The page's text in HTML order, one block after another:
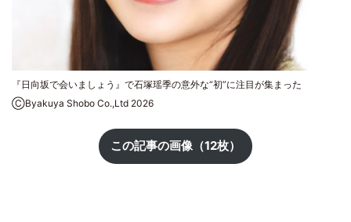
『日向坂で会いましょう』で石塚瑶季の意外な“初”に注目が集まった
ⒸByakuya Shobo Co.,Ltd 2026
この記事の画像（12枚）